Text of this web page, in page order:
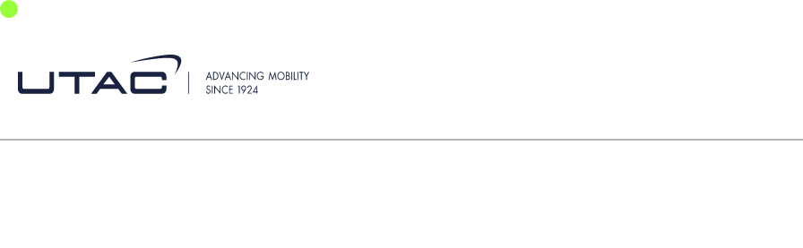
Skip to main navigation
Skip to main content
Skip to page footer